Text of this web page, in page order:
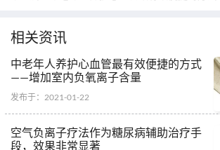
相关资讯
中老年人养护心血管最有效便捷的方式
——增加室内负氧离子含量
发布于：2021-01-22
空气负离子疗法作为糖尿病辅助治疗手
段，效果非常显著